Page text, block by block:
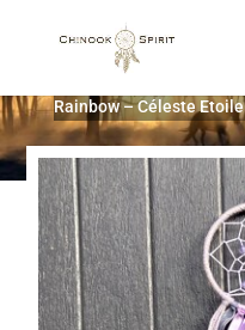
Attrape-rêves
Rainbow – Céleste Etoile